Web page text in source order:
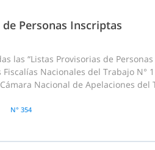
Personas Inscriptas
las “Listas Provisorias de
Nacionales del Trabajo N°
Nacional de Apelaciones
N° 354